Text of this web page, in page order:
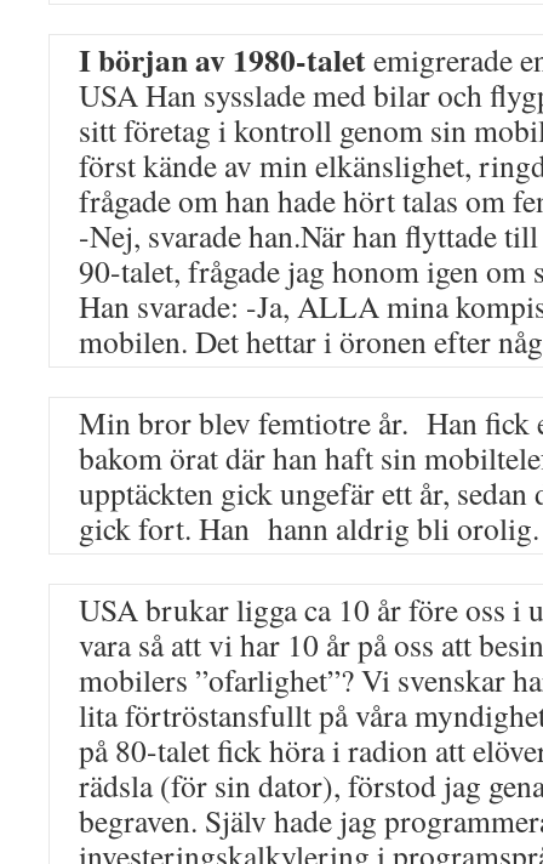
I början av 1980-taletemigrerade
USA Han sysslade med bilar och
sitt företag i kontroll genom sin
först kände av min elkänslighet,
frågade om han hade hört talas om
-Nej, svarade han.När han flyttade
90-talet, frågade jag honom igen om
Han svarade: -Ja, ALLA mina
mobilen. Det hettar i öronen efter
Min bror blev femtiotre år. Han fick
bakom örat där han haft sin
upptäckten gick ungefär ett år, sedan
gick fort. Han hann aldrig bli orolig.
USA brukar ligga ca 10 år före oss i
vara så att vi har 10 år på oss att
mobilers ”ofarlighet”? Vi svenskar
lita förtröstansfullt på våra
på 80-talet fick höra i radion att
rädsla (för sin dator), förstod jag
begraven. Själv hade jag
investeringskalkylering i